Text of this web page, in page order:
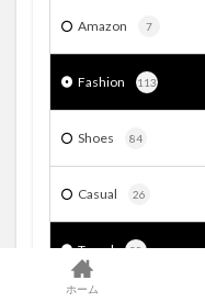
Amazon 7
Fashion 113
Shoes 84
Casual 26
Travel 38
ホーム